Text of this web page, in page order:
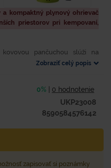
kompaktný plynový ohrievač
priestorov pri kempovaní,
pančuchou slúži na
prostredí (kempovanie,
Zobraziť celý popis
0% 0 hodnotenie
UKP23008
8590584576142
zapisovať si poznámky